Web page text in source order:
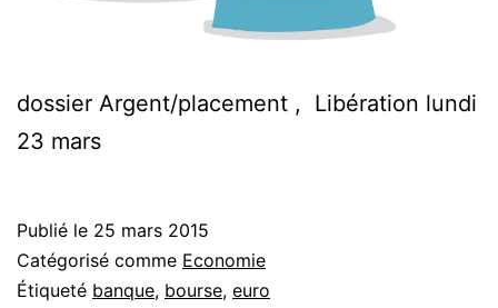
dossier Argent/placement , Libération lundi
23 mars
Publié le 25 mars 2015
Catégorisé comme Economie
Étiqueté banque, bourse, euro